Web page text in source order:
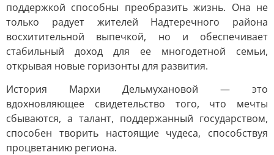
поддержкой способны преобразить жизнь. Она не
только радует жителей Надтеречного района
восхитительной выпечкой, но и обеспечивает
стабильный доход для ее многодетной семьи,
открывая новые горизонты для развития.
История Мархи Дельмухановой — это
вдохновляющее свидетельство того, что мечты
сбываются, а талант, поддержанный государством,
способен творить настоящие чудеса, способствуя
процветанию региона.